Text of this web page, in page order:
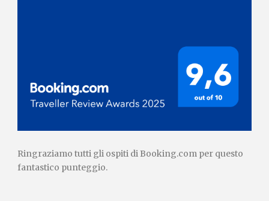
Ringraziamo tutti gli ospiti di Booking.com per questo
fantastico punteggio.